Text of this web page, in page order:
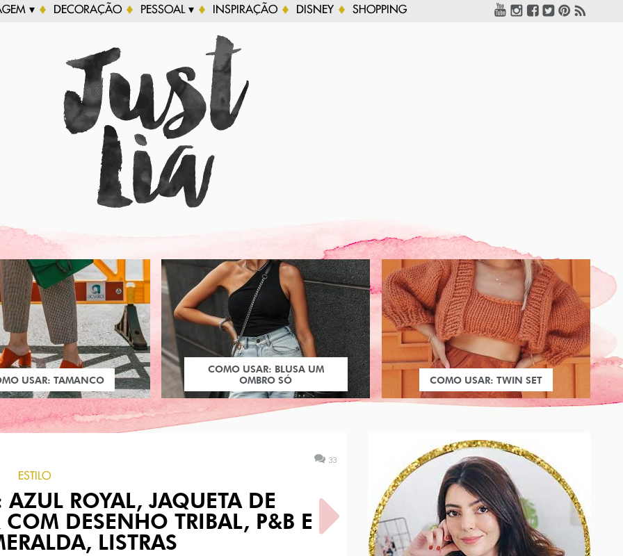
▾ DECORAÇÃO PESSOAL ▾ INSPIRAÇÃO DISNEY SHOPPING
USAR: TAMANCO
COMO USAR: BLUSA UM
OMBRO SÓ
COMO USAR: TWIN SET
33
ESTILO
ROYAL, JAQUETA DE
DESENHO TRIBAL, P&B E
LISTRAS